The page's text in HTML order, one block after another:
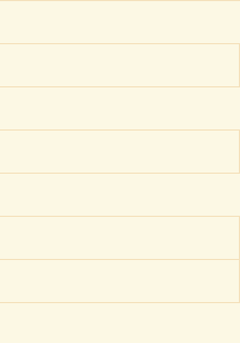
ント」ゲスト講師